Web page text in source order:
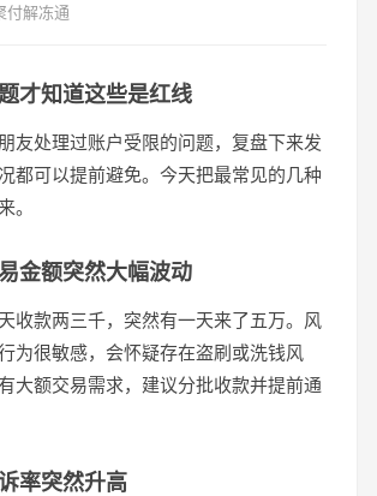
付解冻通
才知道这些是红线
友处理过账户受限的问题，复盘下来发
都可以提前避免。今天把最常见的几种
。
金额突然大幅波动
收款两三千，突然有一天来了五万。风
为很敏感，会怀疑存在盗刷或洗钱风
大额交易需求，建议分批收款并提前通
率突然升高